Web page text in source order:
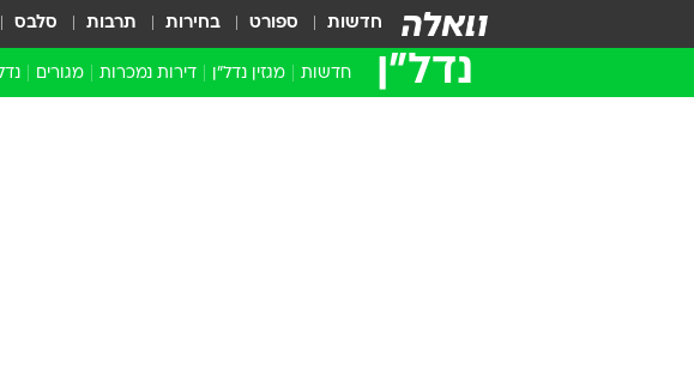
חדשות ספורט בחירות תרבות סלבס
נדל״ן חדשות מגזין נדל"ן דירות נמכרות מגורים